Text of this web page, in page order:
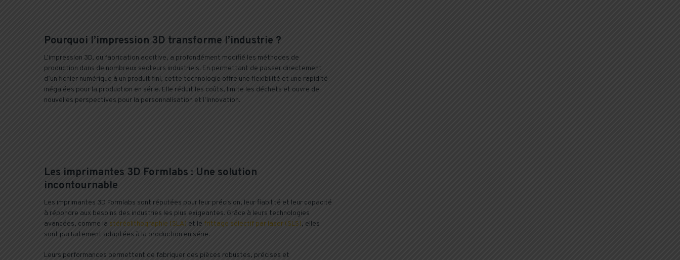
Pourquoi l’impression 3D transforme l’industrie ?
L’impression 3D, ou fabrication additive, a profondément modifié les méthodes de
production dans de nombreux secteurs industriels. En permettant de passer directement
d’un fichier numérique à un produit fini, cette technologie offre une flexibilité et une rapidité
inégalées pour la production en série. Elle réduit les coûts, limite les déchets et ouvre de
nouvelles perspectives pour la personnalisation et l’innovation.
Les imprimantes 3D Formlabs : Une solution
incontournable
Les imprimantes 3D Formlabs sont réputées pour leur précision, leur fiabilité et leur capacité
à répondre aux besoins des industries les plus exigeantes. Grâce à leurs technologies
avancées, comme la stéréolithographie (SLA) et le frittage sélectif par laser (SLS), elles
sont parfaitement adaptées à la production en série.
Leurs performances permettent de fabriquer des pièces robustes, précises et